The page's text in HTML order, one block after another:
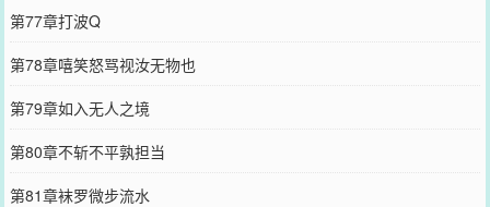
第77章打波Q
第78章嘻笑怒骂视汝无物也
第79章如入无人之境
第80章不斩不平孰担当
第81章袜罗微步流水